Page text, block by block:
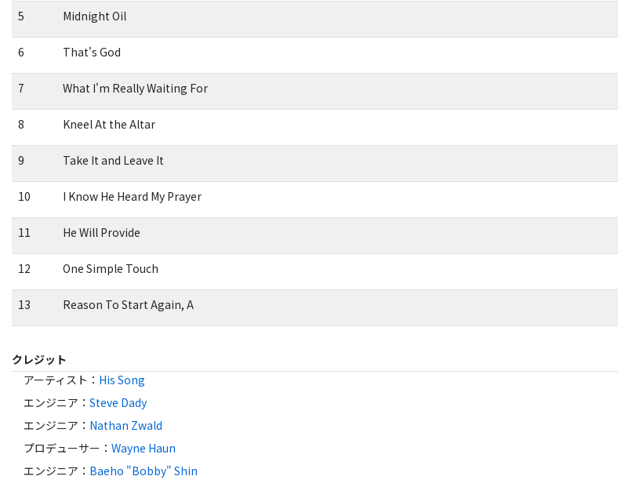
5 Midnight Oil
6 That's God
7 What I'm Really Waiting For
8 Kneel At the Altar
9 Take It and Leave It
10 I Know He Heard My Prayer
11 He Will Provide
12 One Simple Touch
13 Reason To Start Again, A
クレジット
アーティスト ： His Song
エンジニア ： Steve Dady
エンジニア ： Nathan Zwald
プロデューサー ： Wayne Haun
エンジニア ： Baeho "Bobby" Shin